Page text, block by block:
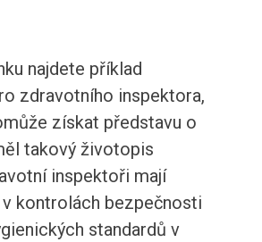
najdete příklad
zdravotního inspektora,
získat představu o
takový životopis
inspektoři mají
kontrolách bezpečnosti
standardů v